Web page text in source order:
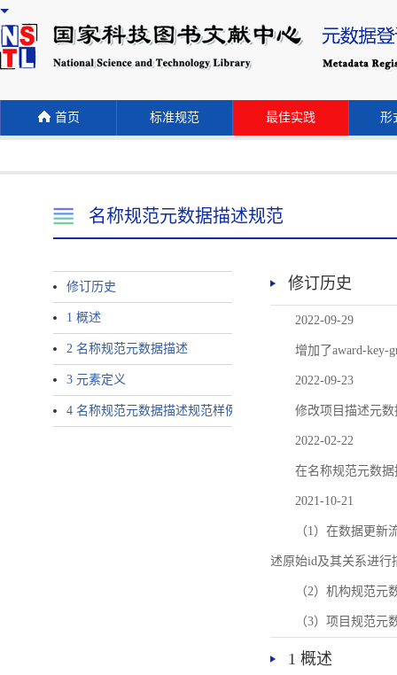
首页 标准规范 最佳实践 形
名称规范元数据描述规范
修订历史
1 概述
2 名称规范元数据描述
3 元素定义
4 名称规范元数据描述规范样例
修订历史
2022-09-29
增加了award-key-
2022-09-23
修改项目描述元
2022-02-22
在名称规范元数
2021-10-21
（1）在数据更
述原始id及其关系进行
（2）机构规范元
（3）项目规范
1 概述